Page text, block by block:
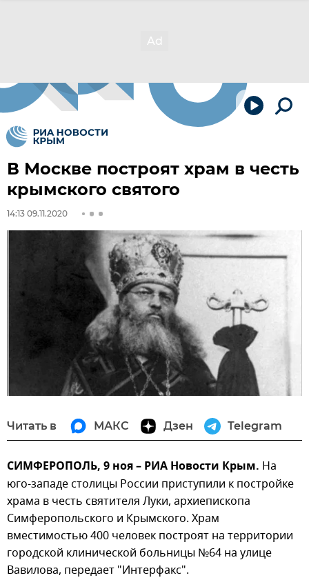
В Москве построят храм в честь
крымского святого
14:13 09.11.2020
Читать в МАКС Дзен Telegram
СИМФЕРОПОЛЬ, 9 ноя – РИА Новости Крым. На
юго-западе столицы России приступили к постройке
храма в честь святителя Луки, архиепископа
Симферопольского и Крымского. Храм
вместимостью 400 человек построят на территории
городской клинической больницы №64 на улице
Вавилова, передает "Интерфакс".